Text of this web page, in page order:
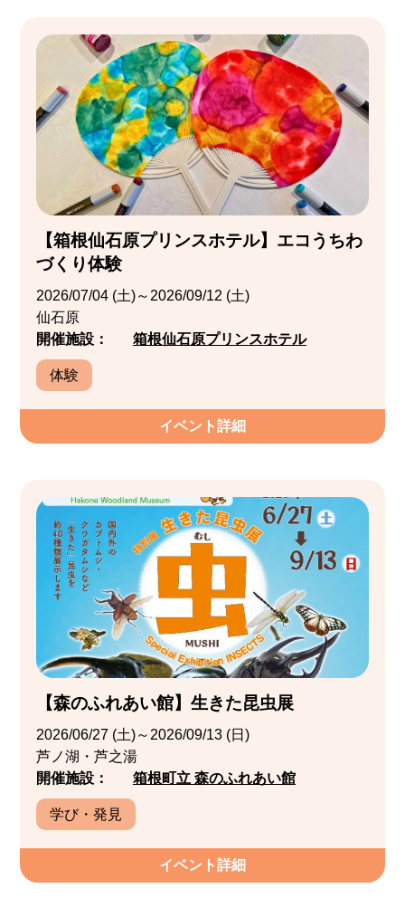
【箱根仙石原プリンスホテル】エコうちわ
づくり体験
2026/07/04 (土)～2026/09/12 (土)
仙石原
開催施設：
箱根仙石原プリンスホテル
体験
イベント詳細
【森のふれあい館】生きた昆虫展
2026/06/27 (土)～2026/09/13 (日)
芦ノ湖・芦之湯
開催施設：
箱根町立 森のふれあい館
学び・発見
イベント詳細